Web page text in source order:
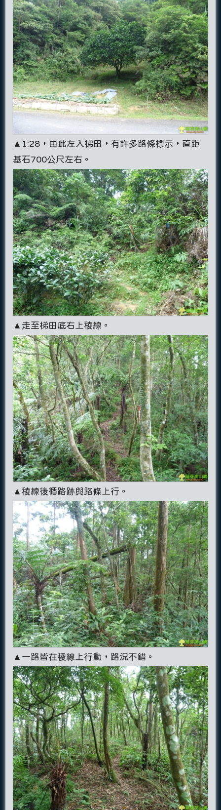
▲1:28，由此左入梯田，有許多路條標示，直距
基石700公尺左右。
▲走至梯田底右上稜線。
▲稜線後循路跡與路條上行。
▲一路皆在稜線上行動，路況不錯。